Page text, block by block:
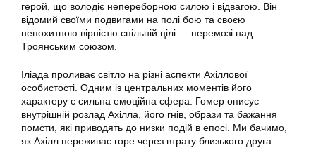
герой, що володіє непереборною силою і відвагою. Він
відомий своїми подвигами на полі бою та своєю
непохитною вірністю спільній цілі — перемозі над
Троянським союзом.
Іліада проливає світло на різні аспекти Ахіллової
особистості. Одним із центральних моментів його
характеру є сильна емоційна сфера. Гомер описує
внутрішній розлад Ахілла, його гнів, образи та бажання
помсти, які приводять до низки подій в епосі. Ми бачимо,
як Ахілл переживає горе через втрату близького друга